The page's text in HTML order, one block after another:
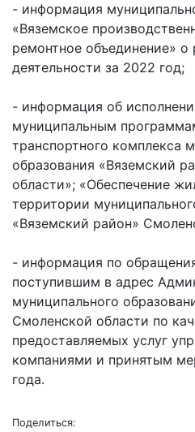
- информация
«Вяземское
ремонтное объединение» о
деятельности за 2022 год;
- информация об
муниципальным
транспортного комплекса
образования «Вяземский
области»; «Обеспечение
территории
«Вяземский район»
- информация по
поступившим в адрес
муниципального
Смоленской области по
предоставляемых услуг
компаниями и принятым
года.
Поделиться: